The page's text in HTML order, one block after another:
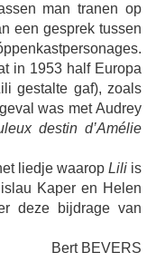
man tranen op
een gesprek tussen
in 1953 half Europa
gestalte gaf), zoals
was met Audrey
destin d’Amélie
liedje waarop Lili is
Kaper en Helen
deze bijdrage van
Bert BEVERS